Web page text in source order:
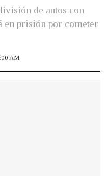
de autos con
en prisión por cometer
AM